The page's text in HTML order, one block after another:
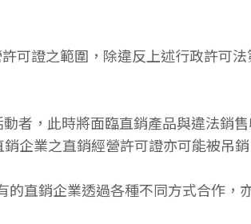
可證之範圍，除違反上述行政許可
者，此時將面臨直銷產品與違法銷售
企業之直銷經營許可證亦可能被吊銷
直銷企業透過各種不同方式合作，